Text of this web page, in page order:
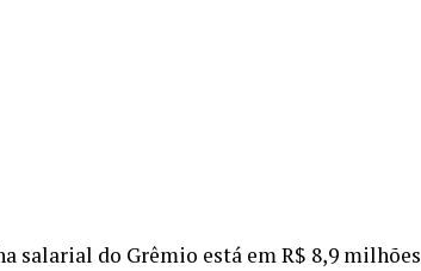
salarial do Grêmio está em R$ 8,9 milhões